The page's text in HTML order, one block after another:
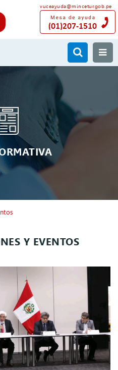
vuceayuda@mincetur.gob.pe
Y EVENTOS